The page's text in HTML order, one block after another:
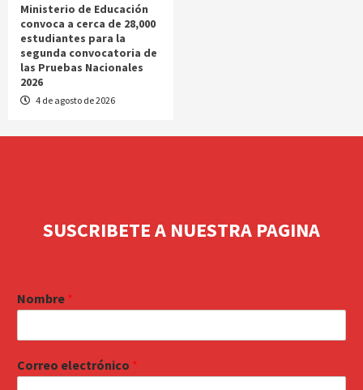
Ministerio de Educación
convoca a cerca de 28,000
estudiantes para la
segunda convocatoria de
las Pruebas Nacionales
2026
4 de agosto de 2026
SUSCRIBETE A NUESTRA PAGINA
Nombre *
Correo electrónico *